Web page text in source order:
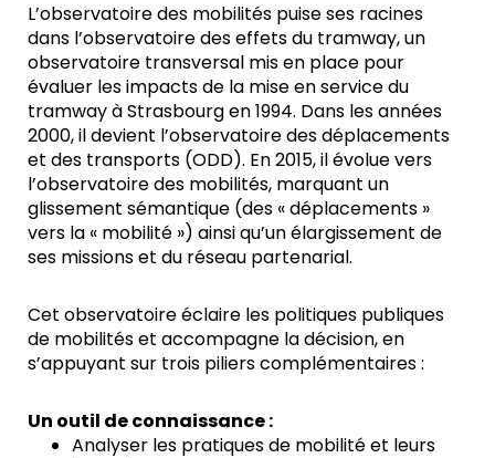
L’observatoire des mobilités puise ses racines
dans l’observatoire des effets du tramway, un
observatoire transversal mis en place pour
évaluer les impacts de la mise en service du
tramway à Strasbourg en 1994. Dans les années
2000, il devient l’observatoire des déplacements
et des transports (ODD). En 2015, il évolue vers
l’observatoire des mobilités, marquant un
glissement sémantique (des « déplacements »
vers la « mobilité ») ainsi qu’un élargissement de
ses missions et du réseau partenarial.
Cet observatoire éclaire les politiques publiques
de mobilités et accompagne la décision, en
s’appuyant sur trois piliers complémentaires :
Un outil de connaissance :
Analyser les pratiques de mobilité et leurs